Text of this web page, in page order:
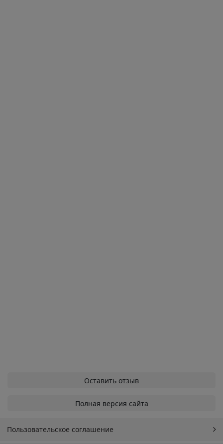
Оставить отзыв
Полная версия сайта
Пользовательское соглашение